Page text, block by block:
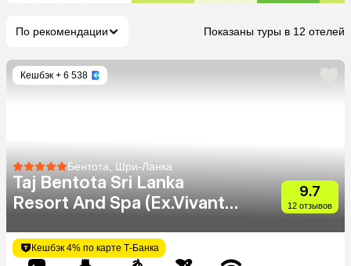
По рекомендации Показаны туры в 12 отелей
Кешбэк + 6 538
Бентота, Шри-Ланка
Taj Bentota Sri Lanka
Resort And Spa (Ex.Vivanta
9.7
12 отзывов
Кешбэк 4% по карте Т-Банка